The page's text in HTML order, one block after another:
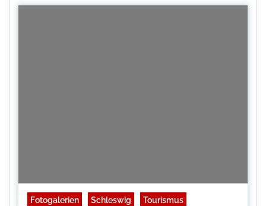
Fotogalerien Schleswig Tourismus